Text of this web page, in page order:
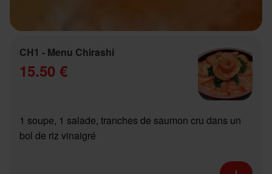
CH1 - Menu Chirashi
15.50 €
1 soupe, 1 salade, tranches de saumon cru dans un
bol de riz vinaigré